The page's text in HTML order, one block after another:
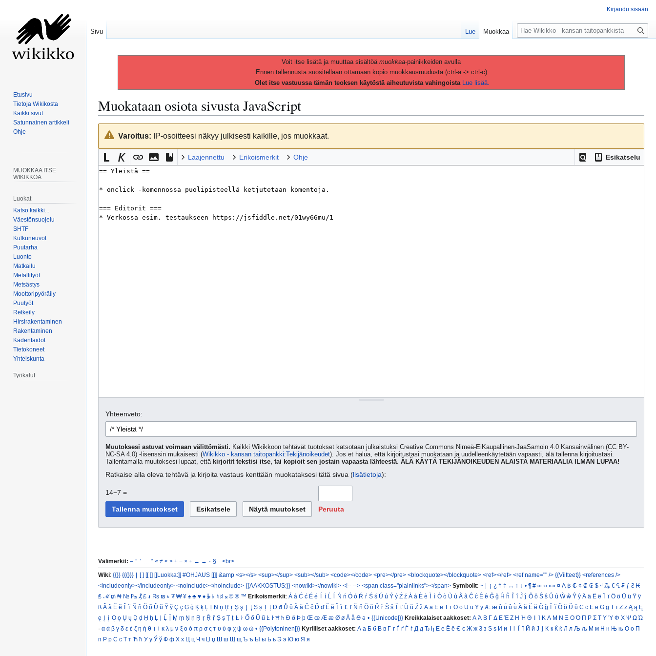
Voit itse lisätä ja muuttaa sisältöä muokkaa-painikkeiden avulla
Ennen tallennusta suositellaan ottamaan kopio muokkausruudusta (ctrl-a -> ctrl-c)
Olet itse vastuussa tämän teoksen käytöstä aiheutuvista vahingoista Lue lisää.
Muokataan osiota sivustaJavaScript
Siirry
navigaatioon
Siirry
hakuunVaroitus: IP-osoitteesi näkyy julkisesti kaikille, jos muokkaat.
Esikatselu
Laajennettu Erikoismerkit Ohje
Yhteenveto:
Muutoksesi astuvat voimaan välittömästi. Kaikki Wikikkoon tehtävät tuotokset katsotaan julkaistuksi Creative Commons Nimeä-EiKaupallinen-JaaSamoin 4.0 Kansainvälinen (CC BY-
NC-SA 4.0) -lisenssin mukaisesti (Wikikko - kansan taitopankki:Tekijänoikeudet). Jos et halua, että kirjoitustasi muokataan ja uudelleenkäytetään vapaasti, älä tallenna kirjoitustasi.
Tallentamalla muutoksesi lupaat, että kirjoitit tekstisi itse, tai kopioit sen jostain vapaasta lähteestä. ÄLÄ KÄYTÄ TEKIJÄNOIKEUDEN ALAISTA MATERIAALIA ILMAN LUPAA!
Ratkaise alla oleva tehtävä ja kirjoita vastaus kenttään muokataksesi tätä sivua (lisätietoja):
14−7 =
Peruuta
Välimerkit: – ” ’ ° ≈ ≠ ≤ ≥ ± − × ÷ ← → · § <br>
Wiki: {{}} {{{}}} | [ ] [[ ]] [[Luokka:]] #OHJAUS [[]] &amp <s></s> <sup></sup> <sub></sub> <code></code> <pre></pre> <blockquote></blockquote> <ref></ref> <ref name="" /> {{Viitteet}} <references />
<includeonly></includeonly> <noinclude></noinclude> {{AAKKOSTUS:}} <nowiki></nowiki> <!-- --> <span class="plainlinks"></span> Symbolit: ~ | ¡ ¿ † ‡ ↔ ↑ ↓ • ¶ # ∞ ‹› «» ¤ ₳ ฿ ₵ ¢ ₡ ₢ $ ₫ ₯ € ₠ ₣ ƒ ₴ ₭
₤ ℳ ₥ ₦ № ₧ ₰ £ ៛ ₨ ₪ ৳ ₮ ₩ ¥ ♠ ♣ ♥ ♦ 𝄫 ♭ ♮ ♯ 𝄪 © ® ™ Erikoismerkit:Á á Ć ć É é Í í Ĺ ĺ Ń ń Ó ó Ŕ ŕ Ś ś Ú ú Ý ý Ź ź À à È è Ì ì Ò ò Ù ù Â â Ĉ ĉ Ê ê Ĝ ĝ Ĥ ĥ Î î Ĵ ĵ Ô ô Ŝ ŝ Û û Ŵ ŵ Ŷ ŷ Ä ä Ë ë Ï ï Ö ö Ü ü Ÿ ÿ
ß Ã ã Ẽ ẽ Ĩ ĩ Ñ ñ Õ õ Ũ ũ Ỹ ỹ Ç ç Ģ ģ Ķ ķ Ļ ļ Ņ ņ Ŗ ŗ Ş ş Ţ ţ Ș ș Ț ț Đ đ Ů ů Ǎ ǎ Č č Ď ď Ě ě Ǐ ǐ Ľ ľ Ň ň Ǒ ǒ Ř ř Š š Ť ť Ǔ ǔ Ž ž Ā ā Ē ē Ī ī Ō ō Ū ū Ȳ ȳ Ǣ ǣ ǖ ǘ ǚ ǜ Ă ă Ĕ ĕ Ğ ğ Ĭ ĭ Ŏ ŏ Ŭ ŭ Ċ ċ Ė ė Ġ ġ İ ı Ż ż Ą ą Ę
ę Į į Ǫ ǫ Ų ų Ḍ ḍ Ḥ ḥ Ḷ ḷ Ḹ ḹ Ṃ ṃ Ṇ ṇ Ṛ ṛ Ṝ ṝ Ṣ ṣ Ṭ ṭ Ł ł Ő ő Ű ű Ŀ ŀ Ħ ħ Ð ð Þ þ Œ œ Æ æ Ø ø Å å Ə ə • {{Unicode|}} Kreikkalaiset aakkoset: Α Ά Β Γ Δ Ε Έ Ζ Η Ή Θ Ι Ί Κ Λ Μ Ν Ξ Ο Ό Π Ρ Σ Τ Υ Ύ Φ Χ Ψ Ω Ώ
· α ά β γ δ ε έ ζ η ή θ ι ί κ λ μ ν ξ ο ό π ρ σ ς τ υ ύ φ χ ψ ω ώ • {{Polytoninen|}} Kyrilliset aakkoset: А а Б б В в Г г Ґ ґ Ѓ ѓ Д д Ђ ђ Е е Ё ё Є є Ж ж З з Ѕ ѕ И и І і Ї ї Й й Ј ј К к Ќ ќ Л л Љ љ М м Н н Њ њ О о П
п Р р С с Т т Ћ ћ У у Ў ў Ф ф Х х Ц ц Ч ч Џ џ Ш ш Щ щ Ъ ъ Ы ы Ь ь Э э Ю ю Я я
Kirjaudu sisään
Sivu Lue Muokkaa
H
a
Etusivu
Tietoja Wikikosta
Kaikki sivut
Satunnainen artikkeli
Ohje
MUOKKAA ITSE
WIKIKKOA
Luokat
Katso kaikki...
Väestönsuojelu
SHTF
Kulkuneuvot
Puutarha
Luonto
Matkailu
Metallityöt
Metsästys
Moottoripyöräily
Puutyöt
Retkeily
Hirsirakentaminen
Rakentaminen
Kädentaidot
Tietokoneet
Yhteiskunta
Työkalut